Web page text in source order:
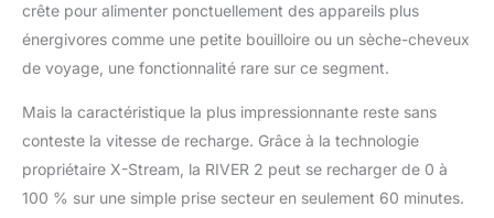
crête pour alimenter ponctuellement des appareils plus
énergivores comme une petite bouilloire ou un sèche-cheveux
de voyage, une fonctionnalité rare sur ce segment.
Mais la caractéristique la plus impressionnante reste sans
conteste la vitesse de recharge. Grâce à la technologie
propriétaire X-Stream, la RIVER 2 peut se recharger de 0 à
100 % sur une simple prise secteur en seulement 60 minutes.